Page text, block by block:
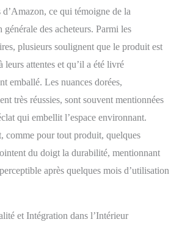
d’Amazon, ce qui témoigne de la
générale des acheteurs. Parmi les
plusieurs soulignent que le produit est
leurs attentes et qu’il a été livré
emballé. Les nuances dorées,
très réussies, sont souvent mentionnées
qui embellit l’espace environnant.
comme pour tout produit, quelques
du doigt la durabilité, mentionnant
après quelques mois d’utilisation
et Intégration dans l’Intérieur